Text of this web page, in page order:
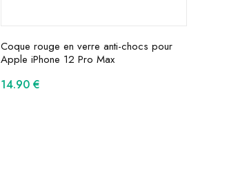
Coque rouge en verre anti-chocs pour
Apple iPhone 12 Pro Max
14.90 €